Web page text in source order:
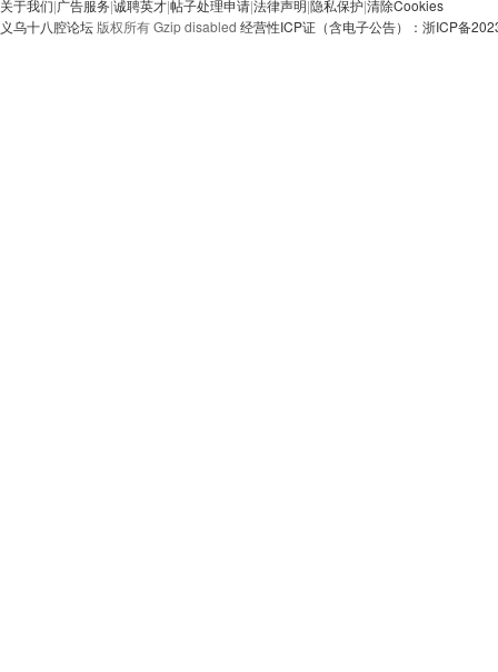
关于我们|广告服务|诚聘英才|帖子处理申请|法律声明|隐私保护|清除Cookies
义乌十八腔论坛 版权所有 Gzip disabled 经营性ICP证（含电子公告）：浙ICP备